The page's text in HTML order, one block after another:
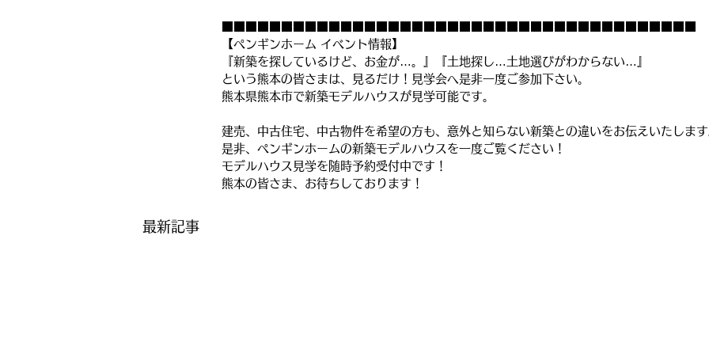
【ペンギンホーム イベント情報】
『新築を探しているけど、お金が…。』『土地探し…土地選びがわからない…』
という熊本の皆さまは、見るだけ！見学会へ是非一度ご参加下さい。
熊本県熊本市で新築モデルハウスが見学可能です。
建売、中古住宅、中古物件を希望の方も、意外と知らない新築との違いをお伝えいたします
是非、ペンギンホームの新築モデルハウスを一度ご覧ください！
モデルハウス見学を随時予約受付中です！
熊本の皆さま、お待ちしております！
最新記事